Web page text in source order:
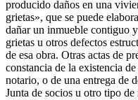
producido daños en una
grietas», que se puede
dañar un inmueble contiguo
grietas u otros defectos
de esa obra. Otras actas de
constancia de la existencia
notario, o de una entrega de
Junta de socios u otro tipo de